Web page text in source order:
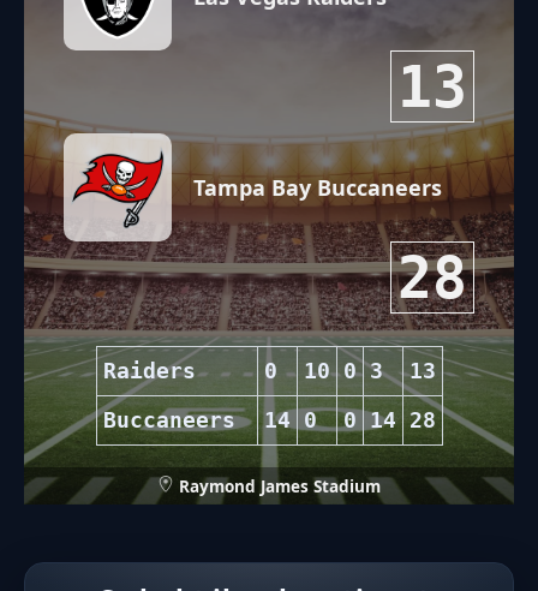
13
Tampa Bay Buccaneers
28
Raiders 0 10 0 3
13
Buccaneers
14 0 0 14 28
Raymond James Stadium